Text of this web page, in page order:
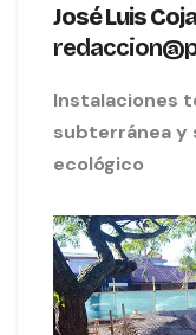
José Luis
Instalaciones
subterránea y
ecológico